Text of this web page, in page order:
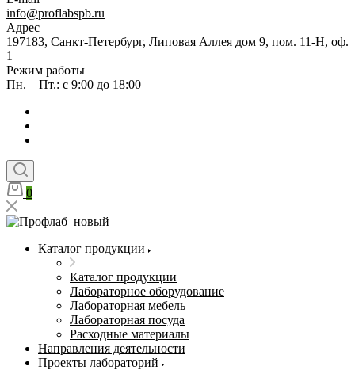
info@proflabspb.ru
Адрес
197183, Санкт-Петербург, Липовая Аллея дом 9, пом. 11-Н, оф.
1
Режим работы
Пн. – Пт.: с 9:00 до 18:00
0
Каталог продукции
Каталог продукции
Лабораторное оборудование
Лабораторная мебель
Лабораторная посуда
Расходные материалы
Направления деятельности
Проекты лабораторий